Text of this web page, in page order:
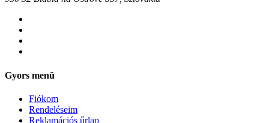
Gyors menü
Fiókom
Rendeléseim
Reklamációs űrlap